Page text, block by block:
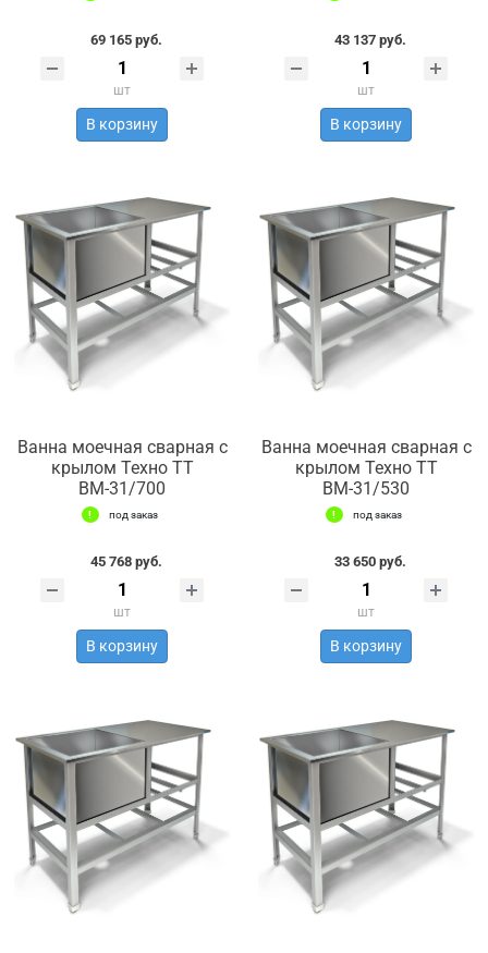
69 165 руб.
шт
В корзину
43 137 руб.
шт
В корзину
Ванна моечная сварная с
крылом Техно ТТ
ВМ-31/700
под заказ
45 768 руб.
шт
В корзину
Ванна моечная сварная с
крылом Техно ТТ
ВМ-31/530
под заказ
33 650 руб.
шт
В корзину